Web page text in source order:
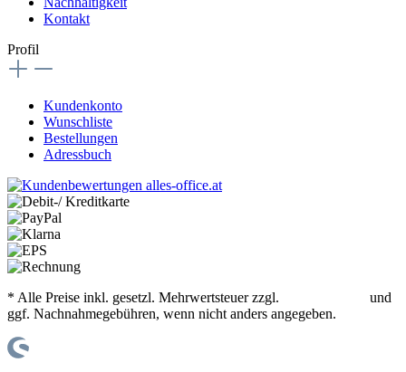
Kontakt
Profil
Kundenkonto
Wunschliste
Bestellungen
Adressbuch
* Alle Preise inkl. gesetzl. Mehrwertsteuer zzgl.
und
ggf. Nachnahmegebühren, wenn nicht anders angegeben.